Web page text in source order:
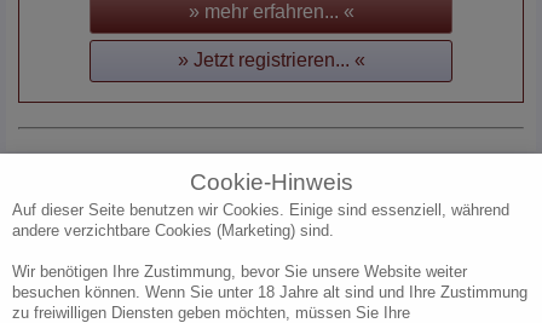
» mehr erfahren... «
» Jetzt registrieren... «
Cookie-Hinweis
Auf dieser Seite benutzen wir Cookies. Einige sind essenziell, während
andere verzichtbare Cookies (Marketing) sind.
Wir benötigen Ihre Zustimmung, bevor Sie unsere Website weiter
besuchen können. Wenn Sie unter 18 Jahre alt sind und Ihre Zustimmung
zu freiwilligen Diensten geben möchten, müssen Sie Ihre